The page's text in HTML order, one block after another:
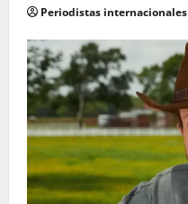
Periodistas internacionales